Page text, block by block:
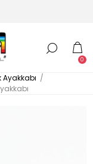
0
Ayakkabı /